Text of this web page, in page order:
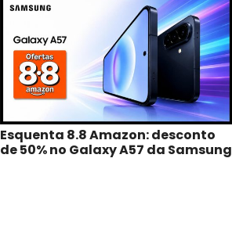
Esquenta 8.8 Amazon: desconto
de 50% no Galaxy A57 da Samsung